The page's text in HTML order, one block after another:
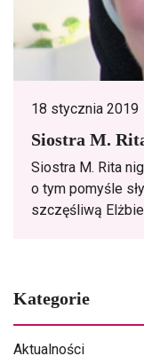
18 stycznia 2019
Siostra M.
Siostra M. Rita
o tym pomyśle
szczęśliwą
Kategorie
Aktualności